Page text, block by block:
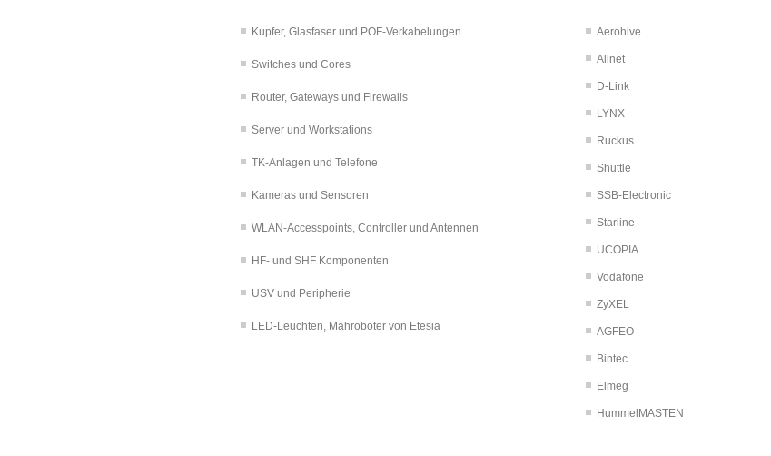
Kupfer, Glasfaser und POF-Verkabelungen
Switches und Cores
Router, Gateways und Firewalls
Server und Workstations
TK-Anlagen und Telefone
Kameras und Sensoren
WLAN-Accesspoints, Controller und Antennen
HF- und SHF Komponenten
USV und Peripherie
LED-Leuchten, Mähroboter von Etesia
Aerohive
Allnet
D-Link
LYNX
Ruckus
Shuttle
SSB-Electronic
Starline
UCOPIA
Vodafone
ZyXEL
AGFEO
Bintec
Elmeg
HummelMASTEN